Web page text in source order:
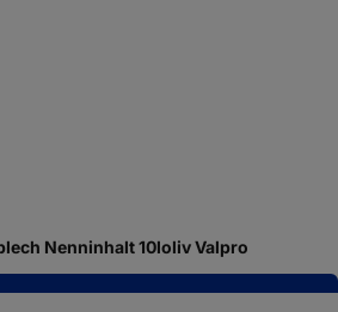
Nenninhalt 10loliv Valpro